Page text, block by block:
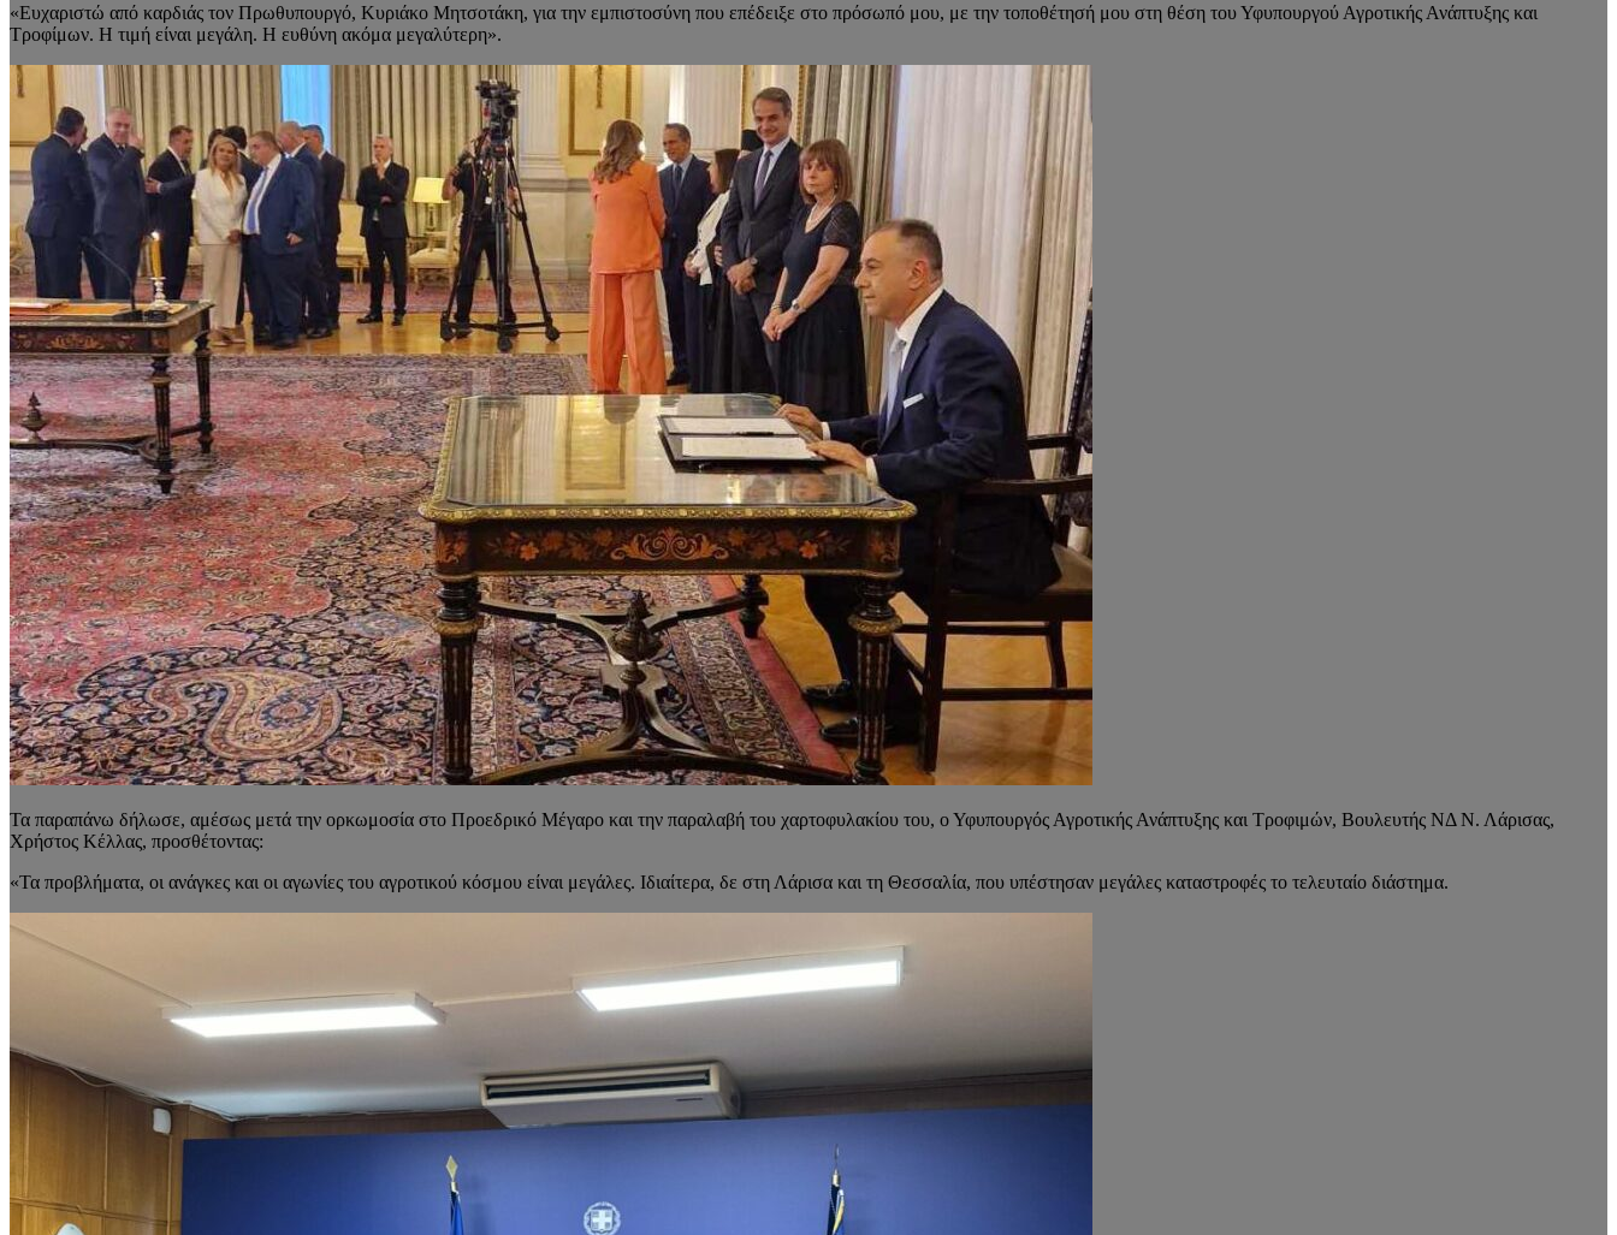
«Ευχαριστώ από καρδιάς τον Πρωθυπουργό, Κυριάκο Μητσοτάκη, για την εμπιστοσύνη που επέδειξε στο πρόσωπό μου, με την τοποθέτησή μου στη θέση του Υφυπουργού Αγροτικής Ανάπτυξης και
Τροφίμων. Η τιμή είναι μεγάλη. Η ευθύνη ακόμα μεγαλύτερη».
Τα παραπάνω δήλωσε, αμέσως μετά την ορκωμοσία στο Προεδρικό Μέγαρο και την παραλαβή του χαρτοφυλακίου του, ο Υφυπουργός Αγροτικής Ανάπτυξης και Τροφιμών, Βουλευτής ΝΔ Ν. Λάρισας,
Χρήστος Κέλλας, προσθέτοντας:
«Τα προβλήματα, οι ανάγκες και οι αγωνίες του αγροτικού κόσμου είναι μεγάλες. Ιδιαίτερα, δε στη Λάρισα και τη Θεσσαλία, που υπέστησαν μεγάλες καταστροφές το τελευταίο διάστημα.